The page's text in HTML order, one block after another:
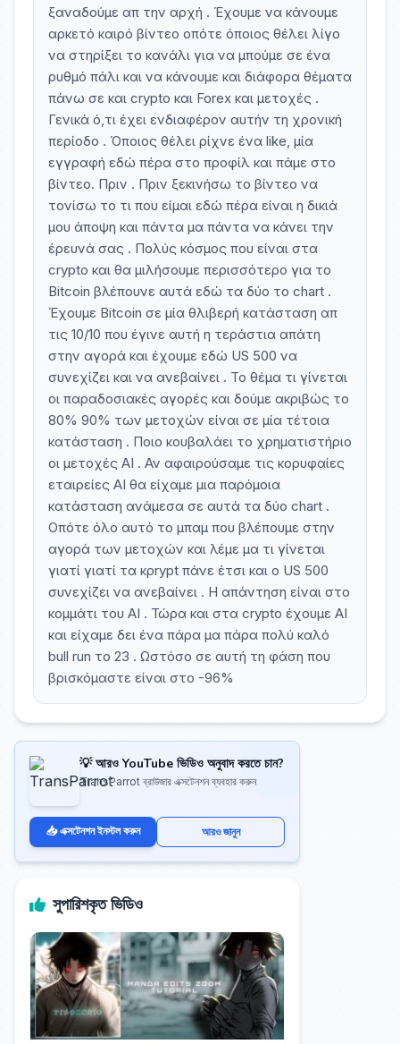
ξαναδούμε απ την αρχή . Έχουμε να κάνουμε
αρκετό καιρό βίντεο οπότε όποιος θέλει λίγο
να στηρίξει το κανάλι για να μπούμε σε ένα
ρυθμό πάλι και να κάνουμε και διάφορα θέματα
πάνω σε και crypto και Forex και μετοχές .
Γενικά ό,τι έχει ενδιαφέρον αυτήν τη χρονική
περίοδο . Όποιος θέλει ρίχνε ένα like, μία
εγγραφή εδώ πέρα στο προφίλ και πάμε στο
βίντεο. Πριν . Πριν ξεκινήσω το βίντεο να
τονίσω το τι που είμαι εδώ πέρα είναι η δικιά
μου άποψη και πάντα μα πάντα να κάνει την
έρευνά σας . Πολύς κόσμος που είναι στα
crypto και θα μιλήσουμε περισσότερο για το
Bitcoin βλέπουνε αυτά εδώ τα δύο το chart .
Έχουμε Bitcoin σε μία θλιβερή κατάσταση απ
τις 10/10 που έγινε αυτή η τεράστια απάτη
στην αγορά και έχουμε εδώ US 500 να
συνεχίζει και να ανεβαίνει . Το θέμα τι γίνεται
οι παραδοσιακές αγορές και δούμε ακριβώς το
80% 90% των μετοχών είναι σε μία τέτοια
κατάσταση . Ποιο κουβαλάει το χρηματιστήριο
οι μετοχές AI . Αν αφαιρούσαμε τις κορυφαίες
εταιρείες AI θα είχαμε μια παρόμοια
κατάσταση ανάμεσα σε αυτά τα δύο chart .
Οπότε όλο αυτό το μπαμ που βλέπουμε στην
αγορά των μετοχών και λέμε μα τι γίνεται
γιατί γιατί τα κρrypt πάνε έτσι και ο US 500
συνεχίζει να ανεβαίνει . Η απάντηση είναι στο
κομμάτι του AI . Τώρα και στα crypto έχουμε AI
και είχαμε δει ένα πάρα μα πάρα πολύ καλό
bull run το 23 . Ωστόσο σε αυτή τη φάση που
βρισκόμαστε είναι στο -96%
💡 আরও YouTube ভিডিও অনুবাদ করতে চান?
TransParrot ব্রাউজার এক্সটেনশন ব্যবহার করুন
📥 এক্সটেনশন ইনস্টল করুন আরও জানুন
সুপারিশকৃত ভিডিও